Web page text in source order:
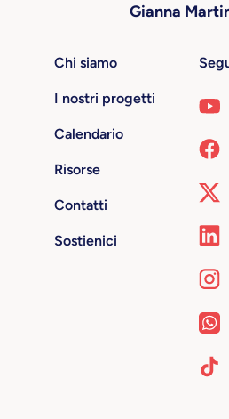
Gianna
Chi siamo
I nostri progetti
Calendario
Risorse
Contatti
Sostienici